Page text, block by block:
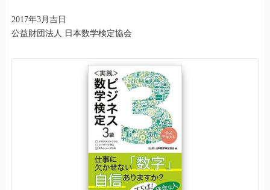
2017年3月吉日
公益財団法人 日本数学検定協会